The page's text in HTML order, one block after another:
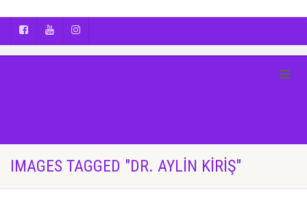
IMAGES TAGGED "DR. AYLIN KIRIŞ"